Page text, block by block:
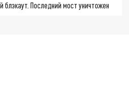
блэкаут. Последний мост уничтожен